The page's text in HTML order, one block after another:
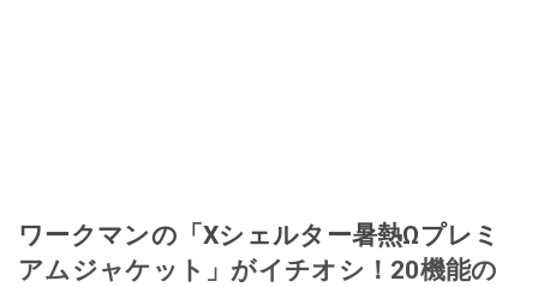
ワークマンの「Xシェルター暑熱Ωプレミ
アムジャケット」がイチオシ！20機能の